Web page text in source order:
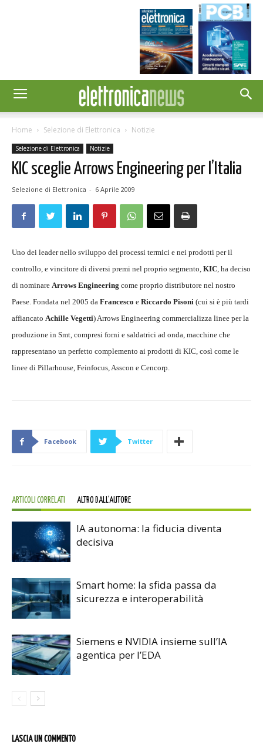
Home Selezione di Elettronica Notizie
Selezione di Elettronica Notizie
KIC sceglie Arrows Engineering per l’Italia
Selezione di Elettronica - 6 Aprile 2009
Uno dei leader nello sviluppo dei processi termici e nei prodotti per il
controllo, e vincitore di diversi premi nel proprio segmento, KIC, ha deciso
di nominare Arrows Engineering come proprio distributore nel nostro
Paese. Fondata nel 2005 da Francesco e Riccardo Pisoni (cui si è più tardi
affiancato Achille Vegetti) Arrows Engineering commercializza linee per la
produzione in Smt, compresi forni e saldatrici ad onda, macchine che
rappresentano un perfetto complemento ai prodotti di KIC, così come le
linee di Pillarhouse, Feinfocus, Asscon e Cencorp.
Facebook Twitter
ARTICOLI CORRELATI ALTRO DALL'AUTORE
IA autonoma: la fiducia diventa
decisiva
Smart home: la sfida passa da
sicurezza e interoperabilità
Siemens e NVIDIA insieme sull’IA
agentica per l’EDA
LASCIA UN COMMENTO